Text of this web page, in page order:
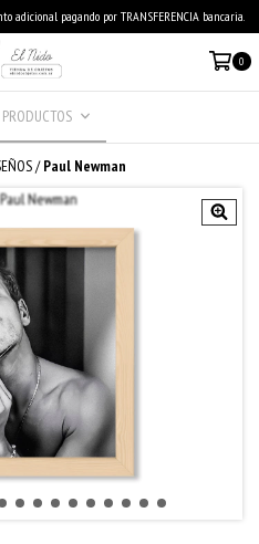
adicional pagando por TRANSFERENCIA bancaria.
0
PRODUCTOS
/ Paul Newman